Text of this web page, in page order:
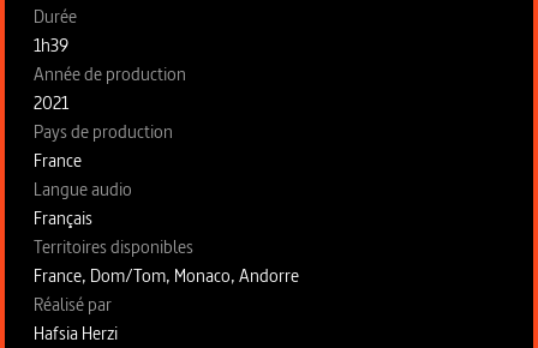
Fiche technique section gauche
Durée
1h39
Année de production
2021
Pays de production
France
Langue audio
Français
Territoires disponibles
France, Dom/Tom, Monaco, Andorre
Fiche technique section droite
Réalisé par
Hafsia Herzi